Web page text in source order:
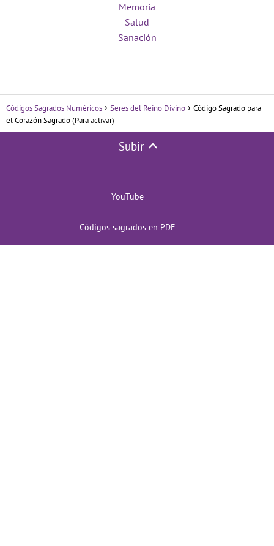
Memoria
Salud
Sanación
Códigos Sagrados Numéricos Seres del Reino Divino
Código Sagrado para
el Corazón Sagrado (Para activar)
Subir
YouTube
Códigos sagrados en PDF